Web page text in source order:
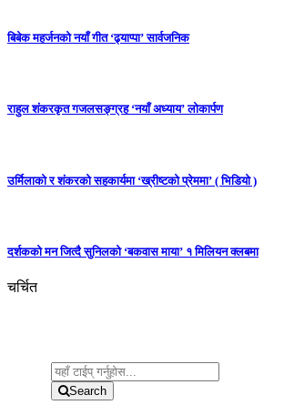
बिबेक महर्जनको नयाँ गीत ‘ढ्याप्पा’ सार्वजनिक
राहुल शंकरकृत गजलसङ्ग्रह ‘नयाँ अध्याय’ लोकार्पण
उर्मिलाको र शंकरको सहकार्यमा ‘ख्रीष्टको प्रेममा’ ( भिडियो )
दर्शकको मन जित्दै सुनिलको ‘बकवास माया’ १ मिलियन क्लबमा
चर्चित
Search